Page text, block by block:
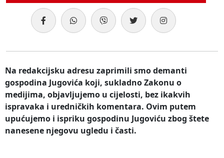
Na redakcijsku adresu zaprimili smo demanti
gospodina Jugovića koji, sukladno Zakonu o
medijima, objavljujemo u cijelosti, bez ikakvih
ispravaka i uredničkih komentara. Ovim putem
upućujemo i ispriku gospodinu Jugoviću zbog štete
nanesene njegovu ugledu i časti.